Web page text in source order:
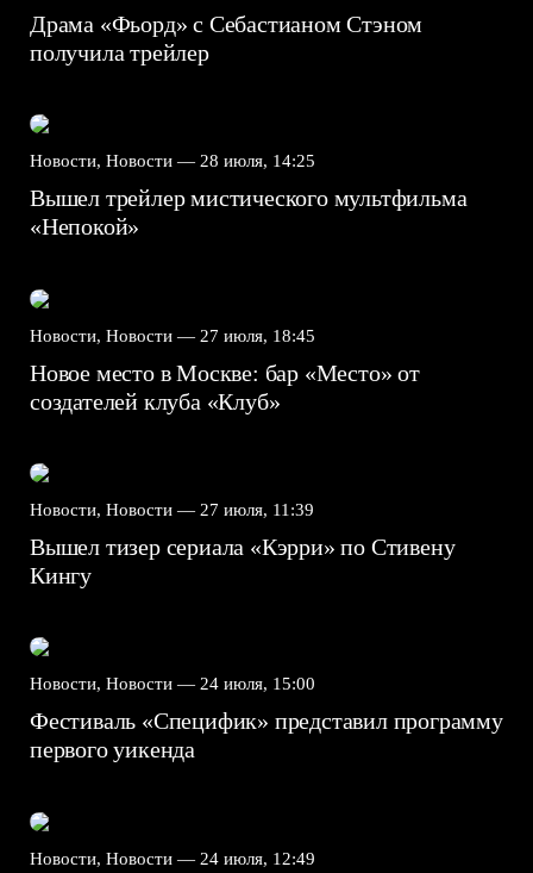
Драма «Фьорд» с Себастианом Стэном
получила трейлер
Новости, Новости — 28 июля, 14:25
Вышел трейлер мистического мультфильма
«Непокой»
Новости, Новости — 27 июля, 18:45
Новое место в Москве: бар «Место» от
создателей клуба «Клуб»
Новости, Новости — 27 июля, 11:39
Вышел тизер сериала «Кэрри» по Стивену
Кингу
Новости, Новости — 24 июля, 15:00
Фестиваль «Специфик» представил программу
первого уикенда
Новости, Новости — 24 июля, 12:49